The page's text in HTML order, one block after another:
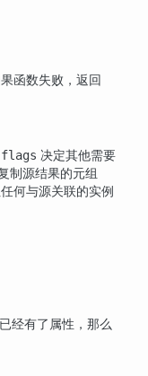
函数失败，返回
flags 决定其他需要
制源结果的元组
何与源关联的实例
已经有了属性，那么